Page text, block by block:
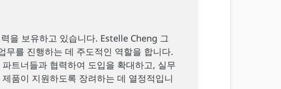
을 보유하고 있습니다. Estelle Cheng 그
무를 진행하는 데 주도적인 역할을 합니다.
트너들과 협력하여 도입을 확대하고, 실무
품이 지원하도록 장려하는 데 열정적입니